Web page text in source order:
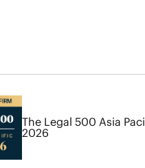
The Legal 500 Asia
2026